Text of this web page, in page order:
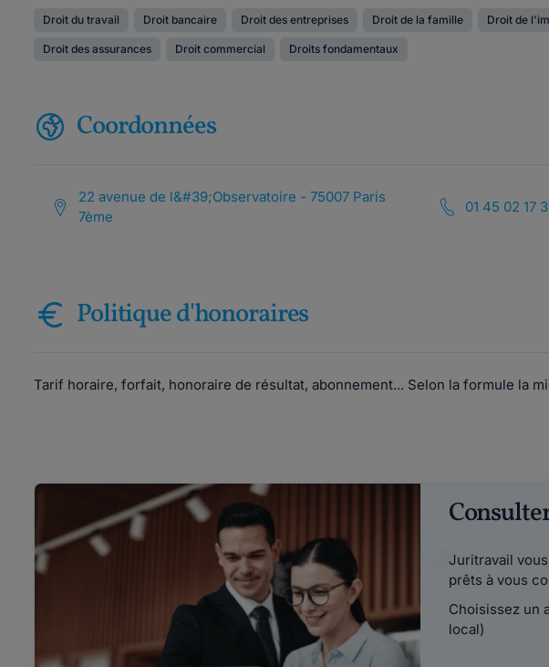
Droit du travail Droit bancaire Droit des entreprises Droit de la famille Droit de
Droit des assurances Droit commercial Droits fondamentaux
Coordonnées
22 avenue de l&#39;Observatoire - 75007 Paris
7ème
01 45 02 17
Politique d'honoraires
Tarif horaire, forfait, honoraire de résultat, abonnement... Selon la formule la
Juritravail
prêts à vous
Choisissez un
local)